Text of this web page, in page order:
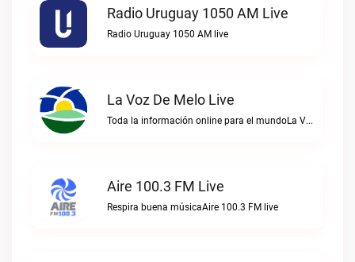
Radio Uruguay 1050 AM Live
Radio Uruguay 1050 AM live
La Voz De Melo Live
Toda la información online para el mundoLa Voz de Melo live
Aire 100.3 FM Live
Respira buena músicaAire 100.3 FM live